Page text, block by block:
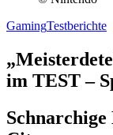
GamingTestberichte
im TEST –